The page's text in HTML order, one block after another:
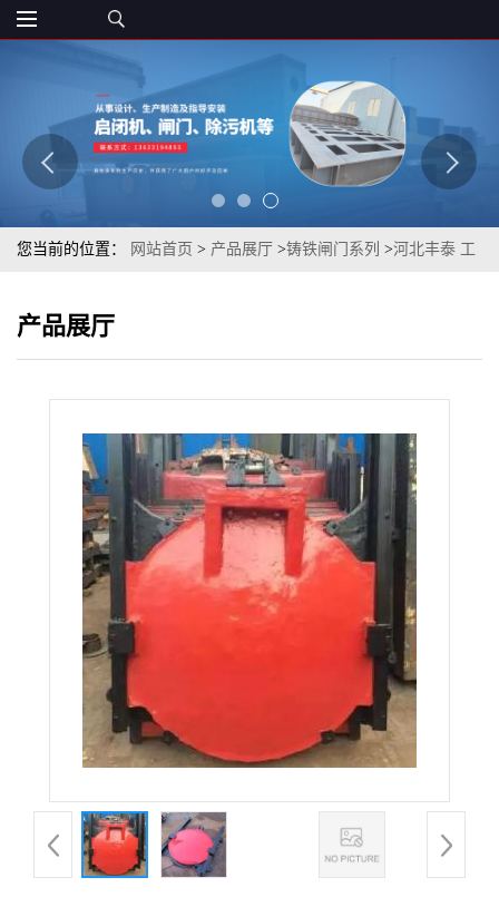
您当前的位置： 网站首页 > 产品展厅 >铸铁闸门系列 >河北丰泰 工
产品展厅